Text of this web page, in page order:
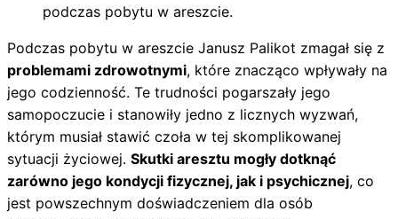
podczas pobytu w areszcie.
Podczas pobytu w areszcie Janusz Palikot zmagał się z
problemami zdrowotnymi, które znacząco wpływały na
jego codzienność. Te trudności pogarszały jego
samopoczucie i stanowiły jedno z licznych wyzwań,
którym musiał stawić czoła w tej skomplikowanej
sytuacji życiowej. Skutki aresztu mogły dotknąć
zarówno jego kondycji fizycznej, jak i psychicznej, co
jest powszechnym doświadczeniem dla osób